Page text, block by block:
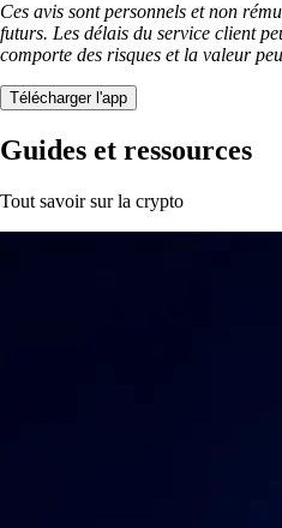
Ces avis sont personnels et non
futurs. Les délais du service client
comporte des risques et la valeur
Télécharger l'app
Guides et ressources
Tout savoir sur la crypto